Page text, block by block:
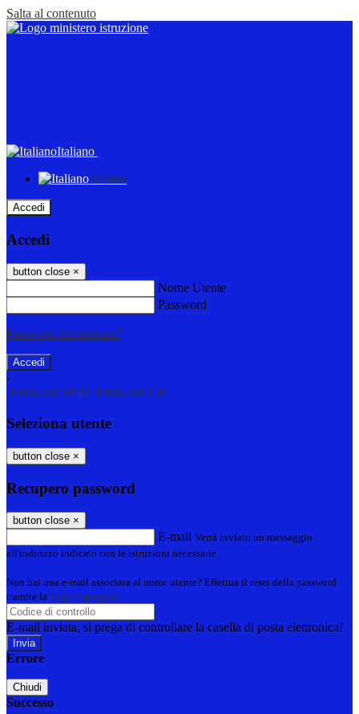
Salta al contenuto
Italiano
Italiano
Accedi
Accedi
button close ×
Nome Utente
Password
Password dimenticata?
-
Entra con SPID Entra con CIE
Seleziona utente
button close ×
Recupero password
button close ×
E-mail Verrà inviato un messaggio
all'indirizzo indicato con le istruzioni necessarie.
Non hai una e-mail associata al nome utente? Effettua il reset della password
tramite la Login Spaggiari
E-mail inviata, si prega di controllare la casella di posta elettronica!
Errore
Chiudi
Successo